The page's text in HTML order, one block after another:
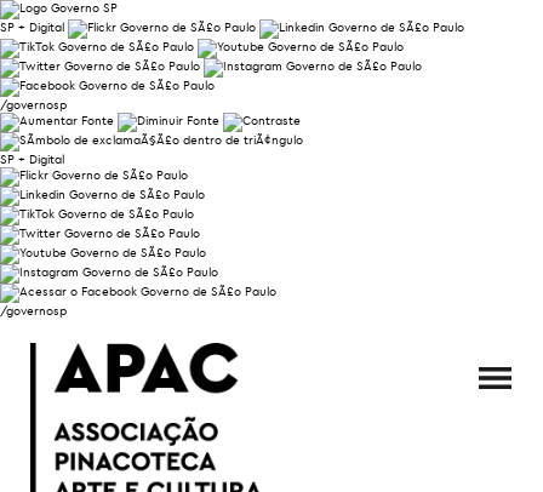
SP + Digital
/governosp
SP + Digital
/governosp